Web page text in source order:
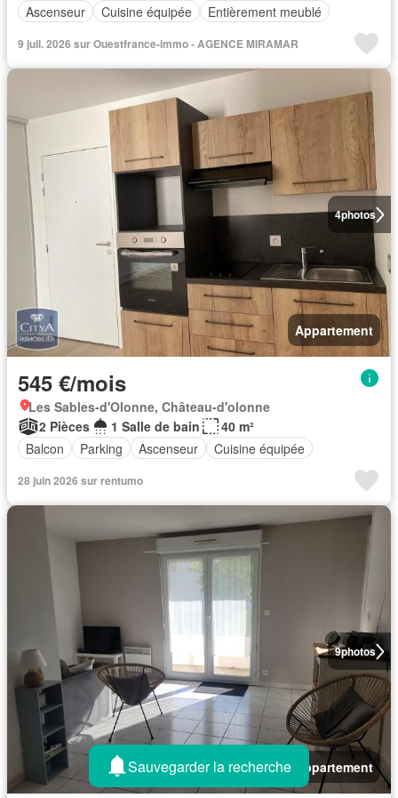
Ascenseur
Cuisine équipée Entièrement meublé
9 juil. 2026 sur Ouestfrance-immo - AGENCE MIRAMAR
4photos
Appartement
545 €/mois
Les Sables-d'Olonne, Château-d'olonne
2 Pièces
1 Salle de bain
40 m²
Balcon
Parking Ascenseur Cuisine équipée
28 juin 2026 sur rentumo
9photos
Appartement
Sauvegarder la recherche